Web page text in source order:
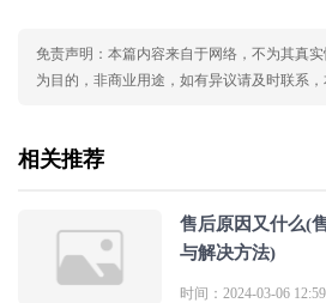
免责声明：本篇内容来自于网络，不为其真
为目的，非商业用途，如有异议请及时联系，
相关推荐
售后原因又什么(
与解决方法)
时间：2024-03-06